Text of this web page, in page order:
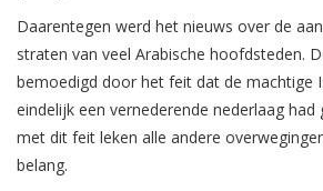
Daarentegen werd het nieuws over de
straten van veel Arabische hoofdsteden.
bemoedigd door het feit dat de machtige
eindelijk een vernederende nederlaag had
met dit feit leken alle andere
belang.